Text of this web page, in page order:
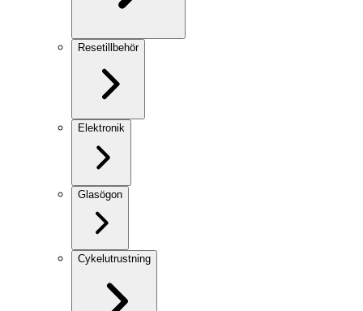
Resetillbehör
Elektronik
Glasögon
Cykelutrustning